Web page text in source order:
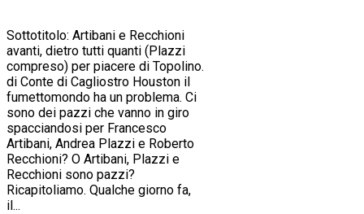
Sottotitolo: Artibani e Recchioni
avanti, dietro tutti quanti (Plazzi
compreso) per piacere di Topolino.
di Conte di Cagliostro Houston il
fumettomondo ha un problema. Ci
sono dei pazzi che vanno in giro
spacciandosi per Francesco
Artibani, Andrea Plazzi e Roberto
Recchioni? O Artibani, Plazzi e
Recchioni sono pazzi?
Ricapitoliamo. Qualche giorno fa,
il...